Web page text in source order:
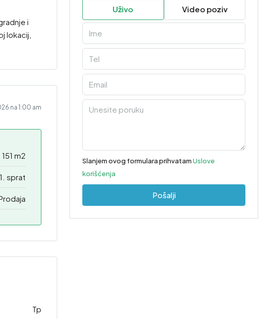
i
lokacij,
na 1:00 am
151 m2
1. sprat
Tp
Uživo Video poziv
Slanjem ovog formulara prihvatamUslove
korišćenja
Pošalji